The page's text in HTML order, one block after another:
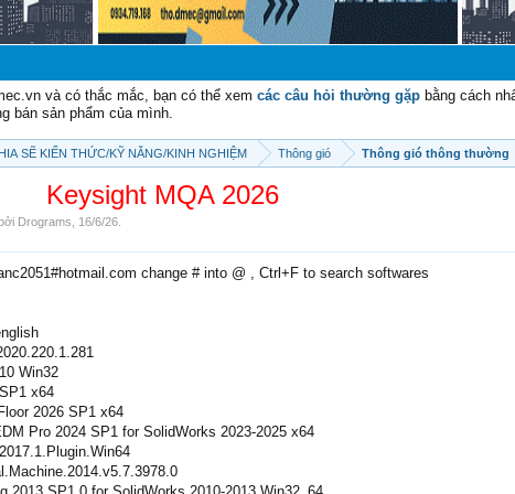
và có thắc mắc, bạn có thể xem các câu hỏi thường gặp bằng cách
bán sản phẩm của mình.
SẼ KIẾN THỨC/KỸ NĂNG/KINH NGHIỆM Thông gió Thông gió thông thường
Keysight MQA 2026
Drograms 16/6/26
change # into @ , Ctrl+F to search softwares
Win32
x64
2026 SP1 x64
Pro 2024 SP1 for SolidWorks 2023-2025 x64